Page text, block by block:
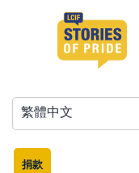
繁體中文
捐款